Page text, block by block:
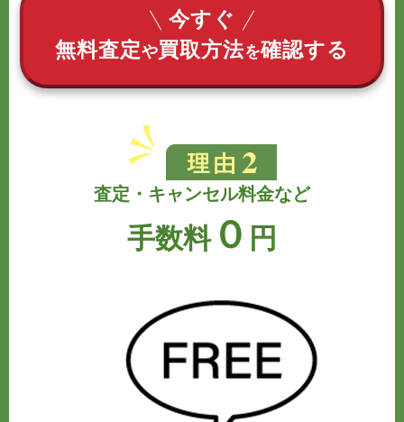
今すぐ
無料査定や買取方法を確認する
査定・キャンセル料金など
手数料０ 円